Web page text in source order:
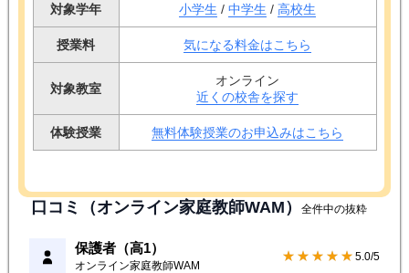
対象学年 小学生 / 中学生 / 高校生
授業料 気になる料金はこちら
対象教室
オンライン
近くの校舎を探す
体験授業 無料体験授業のお申込みはこちら
口コミ（オンライン家庭教師WAM） 全件中の抜粋
保護者（高1）
オンライン家庭教師WAM
★★★★★ 5.0/5